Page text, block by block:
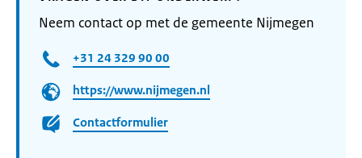
Neem contact op met de gemeente Nijmegen
+31 24 329 90 00
https://www.nijmegen.nl
Contactformulier